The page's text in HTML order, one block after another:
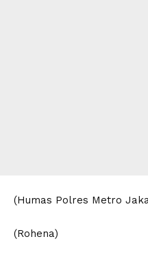
(Humas Polres Metro
(Rohena)